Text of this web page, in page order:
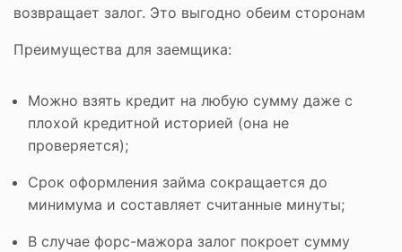
возвращает залог. Это выгодно обеим сторонам
Преимущества для заемщика:
Можно взять кредит на любую сумму даже с
плохой кредитной историей (она не
проверяется);
Срок оформления займа сокращается до
минимума и составляет считанные минуты;
В случае форс-мажора залог покроет сумму